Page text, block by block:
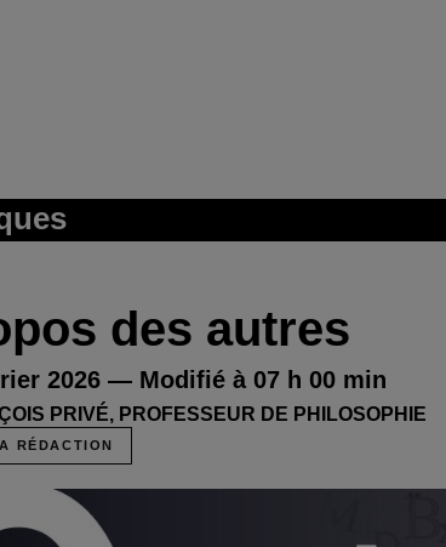
des autres
2026 — Modifié à 07 h 00 min
PRIVÉ, PROFESSEUR DE PHILOSOPHIE
RÉDACTION